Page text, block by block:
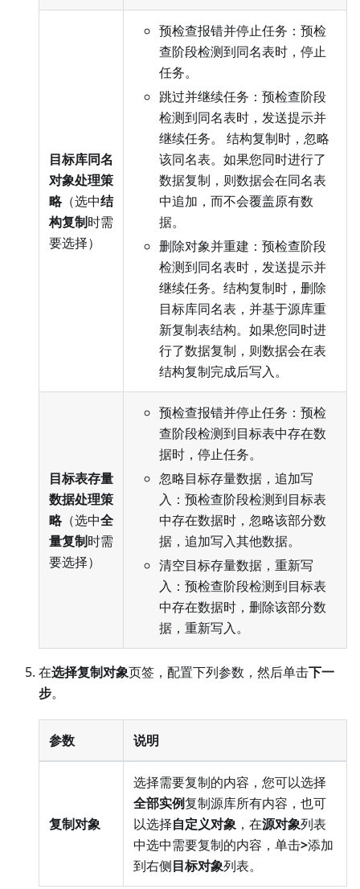
目标库同名
对象处理策
略（选中结
构复制时需
要选择）
预检查报错并停止任务：预检
查阶段检测到同名表时，停止
任务。
跳过并继续任务：预检查阶段
检测到同名表时，发送提示并
继续任务。 结构复制时，忽略
该同名表。如果您同时进行了
数据复制，则数据会在同名表
中追加，而不会覆盖原有数
据。
删除对象并重建：预检查阶段
检测到同名表时，发送提示并
继续任务。结构复制时，删除
目标库同名表，并基于源库重
新复制表结构。如果您同时进
行了数据复制，则数据会在表
结构复制完成后写入。
目标表存量
数据处理策
略（选中全
量复制时需
要选择）
预检查报错并停止任务：预检
查阶段检测到目标表中存在数
据时，停止任务。
忽略目标存量数据，追加写
入：预检查阶段检测到目标表
中存在数据时，忽略该部分数
据，追加写入其他数据。
清空目标存量数据，重新写
入：预检查阶段检测到目标表
中存在数据时，删除该部分数
据，重新写入。
在选择复制对象页签，配置下列参数，然后单击下一
步。
参数 说明
复制对象
选择需要复制的内容，您可以选择
全部实例复制源库所有内容，也可
以选择自定义对象 ，在源对象列表
中选中需要复制的内容，单击>添加
到右侧目标对象列表。